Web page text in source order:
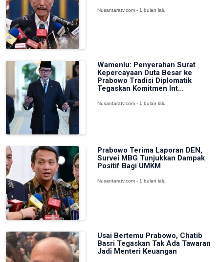
Nusantaratv.com - 1 bulan lalu
Wamenlu: Penyerahan Surat
Kepercayaan Duta Besar ke
Prabowo Tradisi Diplomatik
Tegaskan Komitmen Int...
Nusantaratv.com - 1 bulan lalu
Prabowo Terima Laporan DEN,
Survei MBG Tunjukkan Dampak
Positif Bagi UMKM
Nusantaratv.com - 1 bulan lalu
Usai Bertemu Prabowo, Chatib
Basri Tegaskan Tak Ada Tawaran
Jadi Menteri Keuangan